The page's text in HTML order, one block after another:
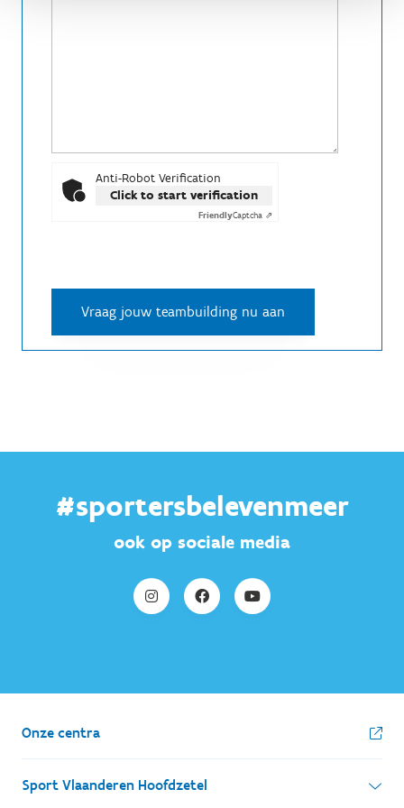
Anti-Robot Verification
Click to start verification
FriendlyCaptcha ⇗
#sportersbelevenmeer
ook op sociale media
Onze centra
Sport Vlaanderen Hoofdzetel